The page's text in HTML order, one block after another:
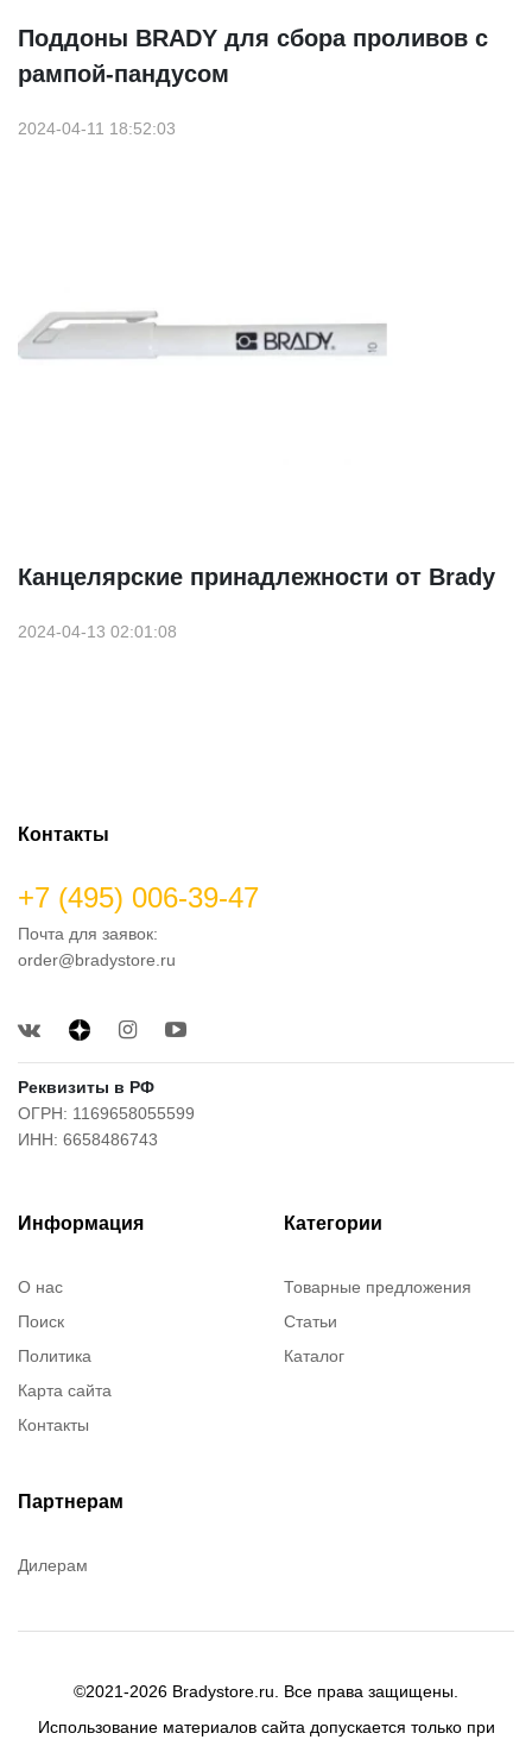
Поддоны BRADY для сбора проливов с
рампой-пандусом
2024-04-11 18:52:03
Канцелярские принадлежности от Brady
2024-04-13 02:01:08
Контакты
+7 (495) 006-39-47
Почта для заявок:
order@bradystore.ru
Реквизиты в РФ
ОГРН: 1169658055599
ИНН: 6658486743
Информация
О нас
Поиск
Политика
Карта сайта
Контакты
Категории
Товарные предложения
Статьи
Каталог
Партнерам
Дилерам
©2021-2026 Bradystore.ru. Все права защищены.
Использование материалов сайта допускается только при